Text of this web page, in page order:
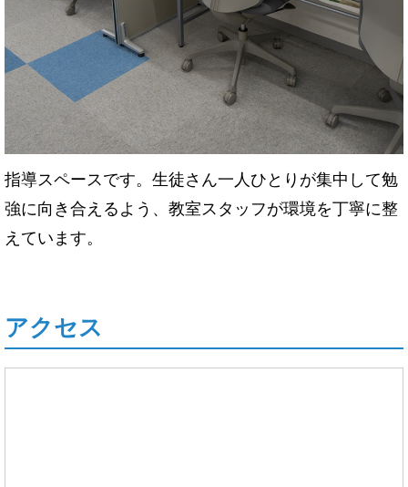
指導スペースです。生徒さん一人ひとりが集中して勉
強に向き合えるよう、教室スタッフが環境を丁寧に整
えています。
アクセス